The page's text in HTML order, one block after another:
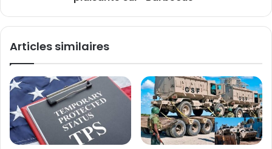
Articles similaires